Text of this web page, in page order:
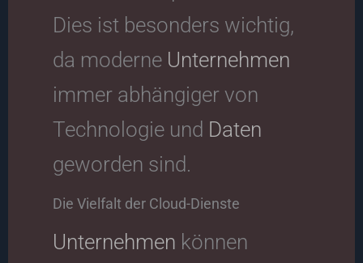
Dies ist besonders wichtig,
da moderne Unternehmen
immer abhängiger von
Technologie und Daten
geworden sind.
Die Vielfalt der Cloud-Dienste
Unternehmen können